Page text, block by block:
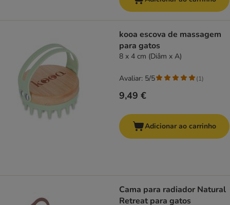
kooa escova de massagem
para gatos
8 x 4 cm (Diâm x A)
9,49 €
Avaliar: 5/5 (1)
Adicionar ao carrinho
Cama para radiador Natural
Retreat para gatos